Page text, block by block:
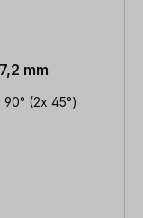
mm
(2x 45°)